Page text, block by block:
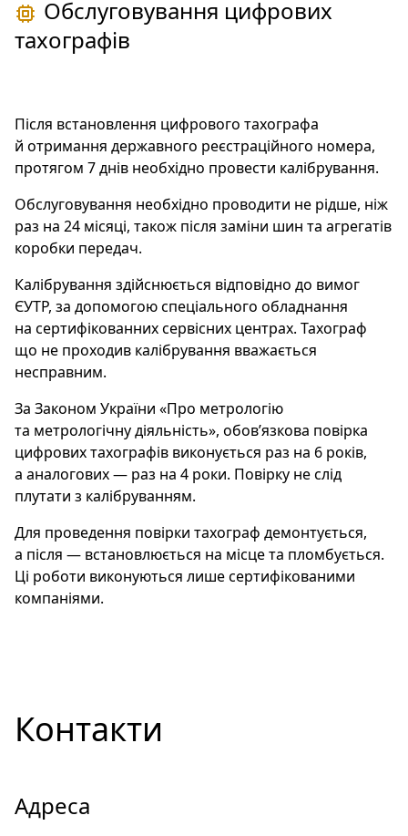
Обслуговування цифрових
тахографів
Після встановлення цифрового тахографа
й отримання державного реєстраційного номера,
протягом 7 днів необхідно провести калібрування.
Обслуговування необхідно проводити не рідше, ніж
раз на 24 місяці, також після заміни шин та агрегатів
коробки передач.
Калібрування здійснюється відповідно до вимог
ЄУТР, за допомогою спеціального обладнання
на сертифікованних сервісних центрах. Тахограф
що не проходив калібрування вважається
несправним.
За Законом України «Про метрологію
та метрологічну діяльність», обов’язкова повірка
цифрових тахографів виконується раз на 6 років,
а аналогових — раз на 4 роки. Повірку не слід
плутати з калібруванням.
Для проведення повірки тахограф демонтується,
а після — встановлюється на місце та пломбується.
Ці роботи виконуються лише сертифікованими
компаніями.
Контакти
Адреса